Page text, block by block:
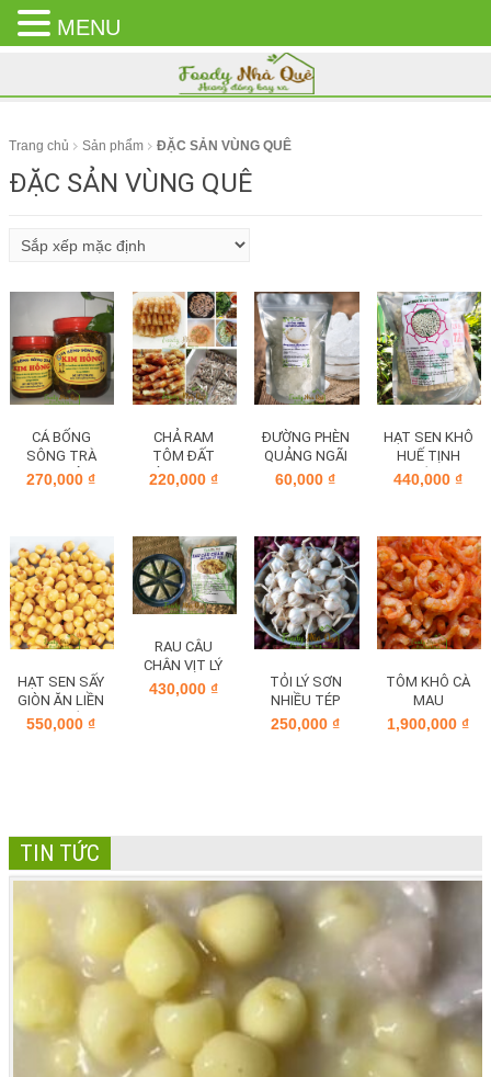
CLOSE
MENU
Trang chủ Sản phẩm ĐẶC SẢN VÙNG QUÊ
ĐẶC SẢN VÙNG QUÊ
CÁ BỐNG
SÔNG TRÀ
KHO TIÊU
270,000₫
CHẢ RAM
TÔM ĐẤT
BÌNH ĐỊNH
220,000 ₫
ĐƯỜNG PHÈN
QUẢNG NGÃI
60,000₫
HẠT SEN KHÔ
HUẾ TỊNH
TÂM
440,000₫
HẠT SEN SẤY
GIÒN ĂN LIỀN
TỊNH TÂM
550,000₫
RAU CÂU
CHÂN VỊT LÝ
SƠN
430,000 ₫
TỎI LÝ SƠN
NHIỀU TÉP
LOẠI 1
250,000₫
TÔM KHÔ CÀ
MAU
1,900,000₫
TIN TỨC
MENU